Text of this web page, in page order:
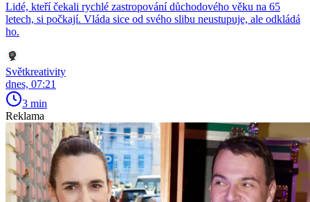
Lidé, kteří čekali rychlé zastropování důchodového věku na 65
letech, si počkají. Vláda sice od svého slibu neustupuje, ale odkládá
ho.
Světkreativity
dnes, 07:21
3 min
Reklama